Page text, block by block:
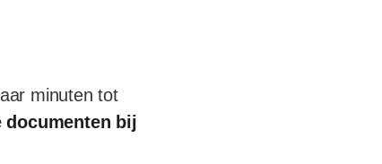
minuten tot
documenten bij